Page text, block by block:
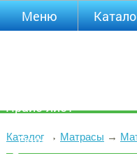
Каталог→ Матрасы →
Меню
Прайс-лист
Оплата